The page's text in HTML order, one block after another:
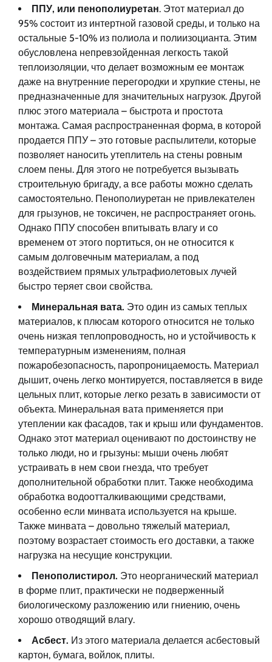
ППУ, или пенополиуретан. Этот материал до
95% состоит из интертной газовой среды, и только на
остальные 5-10% из полиола и полиизоцианта. Этим
обусловлена непревзойденная легкость такой
теплоизоляции, что делает возможным ее монтаж
даже на внутренние перегородки и хрупкие стены, не
предназначенные для значительных нагрузок. Другой
плюс этого материала – быстрота и простота
монтажа. Самая распространенная форма, в которой
продается ППУ – это готовые распылители, которые
позволяет наносить утеплитель на стены ровным
слоем пены. Для этого не потребуется вызывать
строительную бригаду, а все работы можно сделать
самостоятельно. Пенополиуретан не привлекателен
для грызунов, не токсичен, не распространяет огонь.
Однако ППУ способен впитывать влагу и со
временем от этого портиться, он не относится к
самым долговечным материалам, а под
воздействием прямых ультрафиолетовых лучей
быстро теряет свои свойства.
Минеральная вата. Это один из самых теплых
материалов, к плюсам которого относится не только
очень низкая теплопроводность, но и устойчивость к
температурным изменениям, полная
пожаробезопасность, паропроницаемость. Материал
дышит, очень легко монтируется, поставляется в виде
цельных плит, которые легко резать в зависимости от
объекта. Минеральная вата применяется при
утеплении как фасадов, так и крыш или фундаментов.
Однако этот материал оценивают по достоинству не
только люди, но и грызуны: мыши очень любят
устраивать в нем свои гнезда, что требует
дополнительной обработки плит. Также необходима
обработка водоотталкивающими средствами,
особенно если минвата используется на крыше.
Также минвата – довольно тяжелый материал,
поэтому возрастает стоимость его доставки, а также
нагрузка на несущие конструкции.
Пенополистирол. Это неорганический материал
в форме плит, практически не подверженный
биологическому разложению или гниению, очень
хорошо отводящий влагу.
Асбест. Из этого материала делается асбестовый
картон, бумага, войлок, плиты.